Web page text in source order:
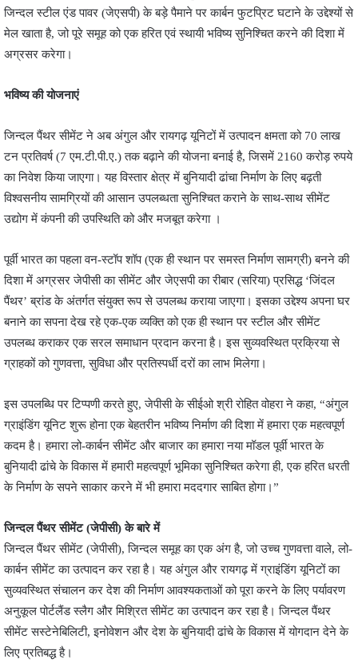
जिन्दल स्टील एंड पावर (जेएसपी) के बड़े पैमाने पर कार्बन फुटप्रिट घटाने के उद्देश्यों से
मेल खाता है, जो पूरे समूह को एक हरित एवं स्थायी भविष्य सुनिश्चित करने की दिशा में
अग्रसर करेगा।
भविष्य की योजनाएं
जिन्दल पैंथर सीमेंट ने अब अंगुल और रायगढ़ यूनिटों में उत्पादन क्षमता को 70 लाख
टन प्रतिवर्ष (7 एम.टी.पी.ए.) तक बढ़ाने की योजना बनाई है, जिसमें 2160 करोड़ रुपये
का निवेश किया जाएगा। यह विस्तार क्षेत्र में बुनियादी ढांचा निर्माण के लिए बढ़ती
विश्वसनीय सामग्रियों की आसान उपलब्धता सुनिश्चित कराने के साथ-साथ सीमेंट
उद्योग में कंपनी की उपस्थिति को और मजबूत करेगा ।
पूर्वी भारत का पहला वन-स्टॉप शॉप (एक ही स्थान पर समस्त निर्माण सामग्री) बनने की
दिशा में अग्रसर जेपीसी का सीमेंट और जेएसपी का रीबार (सरिया) प्रसिद्ध ‘जिंदल
पैंथर’ ब्रांड के अंतर्गत संयुक्त रूप से उपलब्ध कराया जाएगा। इसका उद्देश्य अपना घर
बनाने का सपना देख रहे एक-एक व्यक्ति को एक ही स्थान पर स्टील और सीमेंट
उपलब्ध कराकर एक सरल समाधान प्रदान करना है। इस सुव्यवस्थित प्रक्रिया से
ग्राहकों को गुणवत्ता, सुविधा और प्रतिस्पर्धी दरों का लाभ मिलेगा।
इस उपलब्धि पर टिप्पणी करते हुए, जेपीसी के सीईओ श्री रोहित वोहरा ने कहा, “अंगुल
ग्राइंडिंग यूनिट शुरू होना एक बेहतरीन भविष्य निर्माण की दिशा में हमारा एक महत्वपूर्ण
कदम है। हमारा लो-कार्बन सीमेंट और बाजार का हमारा नया मॉडल पूर्वी भारत के
बुनियादी ढांचे के विकास में हमारी महत्वपूर्ण भूमिका सुनिश्चित करेगा ही, एक हरित धरती
के निर्माण के सपने साकार करने में भी हमारा मददगार साबित होगा।”
जिन्दल पैंथर सीमेंट (जेपीसी) के बारे में
जिन्दल पैंथर सीमेंट (जेपीसी), जिन्दल समूह का एक अंग है, जो उच्च गुणवत्ता वाले, लो-
कार्बन सीमेंट का उत्पादन कर रहा है। यह अंगुल और रायगढ़ में ग्राइंडिंग यूनिटों का
सुव्यवस्थित संचालन कर देश की निर्माण आवश्यकताओं को पूरा करने के लिए पर्यावरण
अनुकूल पोर्टलैंड स्लैग और मिश्रित सीमेंट का उत्पादन कर रहा है। जिन्दल पैंथर
सीमेंट सस्टेनेबिलिटी, इनोवेशन और देश के बुनियादी ढांचे के विकास में योगदान देने के
लिए प्रतिबद्ध है।